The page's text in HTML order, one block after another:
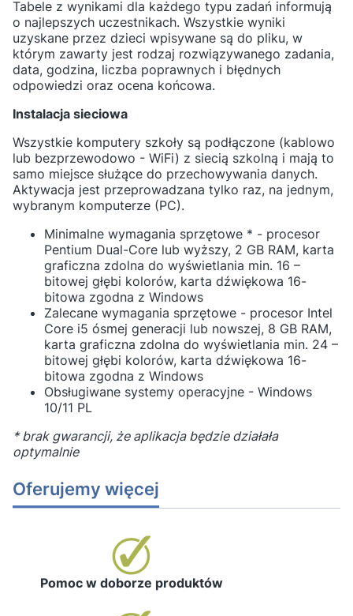
Tabele z wynikami dla każdego typu zadań informują
o najlepszych uczestnikach. Wszystkie wyniki
uzyskane przez dzieci wpisywane są do pliku, w
którym zawarty jest rodzaj rozwiązywanego zadania,
data, godzina, liczba poprawnych i błędnych
odpowiedzi oraz ocena końcowa.
Instalacja sieciowa
Wszystkie komputery szkoły są podłączone (kablowo
lub bezprzewodowo - WiFi) z siecią szkolną i mają to
samo miejsce służące do przechowywania danych.
Aktywacja jest przeprowadzana tylko raz, na jednym,
wybranym komputerze (PC).
Minimalne wymagania sprzętowe * - procesor
Pentium Dual-Core lub wyższy, 2 GB RAM, karta
graficzna zdolna do wyświetlania min. 16 –
bitowej głębi kolorów, karta dźwiękowa 16-
bitowa zgodna z Windows
Zalecane wymagania sprzętowe - procesor Intel
Core i5 ósmej generacji lub nowszej, 8 GB RAM,
karta graficzna zdolna do wyświetlania min. 24 –
bitowej głębi kolorów, karta dźwiękowa 16-
bitowa zgodna z Windows
Obsługiwane systemy operacyjne - Windows
10/11 PL
* brak gwarancji, że aplikacja będzie działała
optymalnie
Oferujemy więcej
Pomoc w doborze produktów